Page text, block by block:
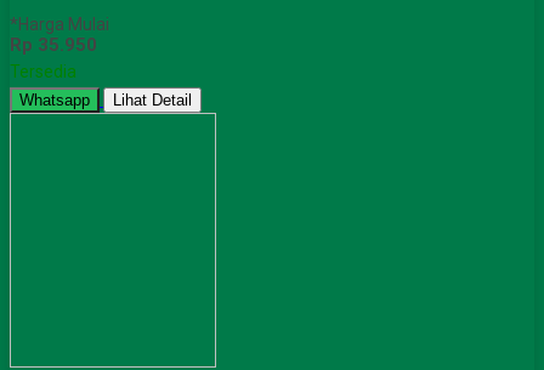
*Harga Mulai
Rp 35.950
Tersedia
Whatsapp Lihat Detail